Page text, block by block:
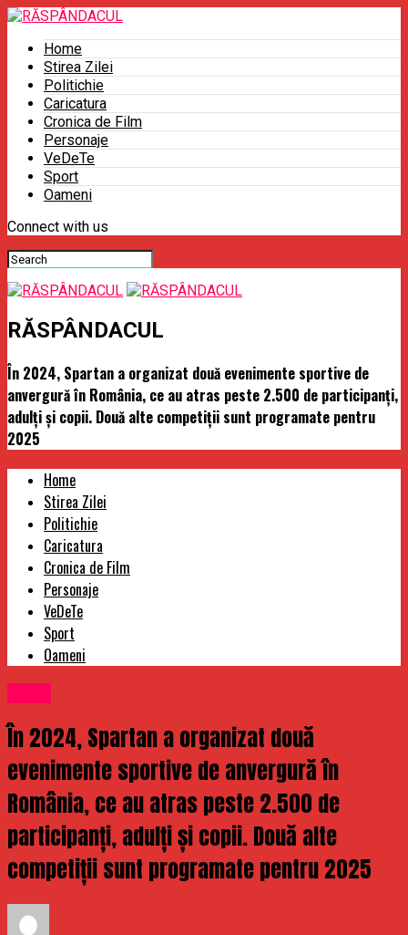
Home
Stirea Zilei
Politichie
Caricatura
Cronica de Film
Personaje
VeDeTe
Sport
Oameni
Connect with us
RĂSPÂNDACUL
În 2024, Spartan a organizat două evenimente sportive de
anvergură în România, ce au atras peste 2.500 de participanți,
adulți și copii. Două alte competiții sunt programate pentru
2025
Home
Stirea Zilei
Politichie
Caricatura
Cronica de Film
Personaje
VeDeTe
Sport
Oameni
În 2024, Spartan a organizat două
evenimente sportive de anvergură în
România, ce au atras peste 2.500 de
participanți, adulți și copii. Două alte
competiții sunt programate pentru 2025